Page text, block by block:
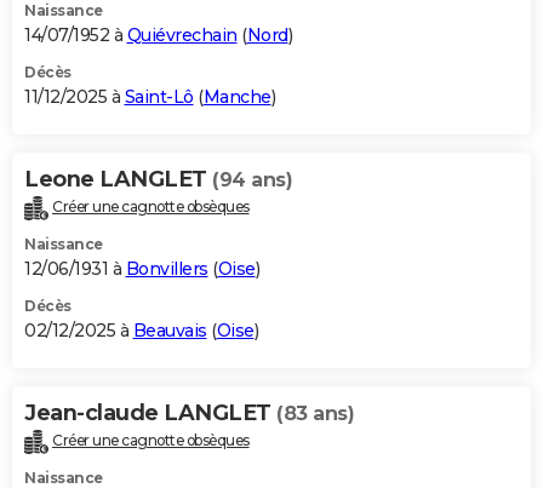
Naissance
14/07/1952 à Quiévrechain (Nord)
Décès
11/12/2025 à Saint-Lô (Manche)
Leone LANGLET (94 ans)
Créer une cagnotte obsèques
Naissance
12/06/1931 à Bonvillers (Oise)
Décès
02/12/2025 à Beauvais (Oise)
Jean-claude LANGLET (83 ans)
Créer une cagnotte obsèques
Naissance